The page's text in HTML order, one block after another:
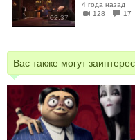
02:37
4 года назад
128
17
Вас также могут